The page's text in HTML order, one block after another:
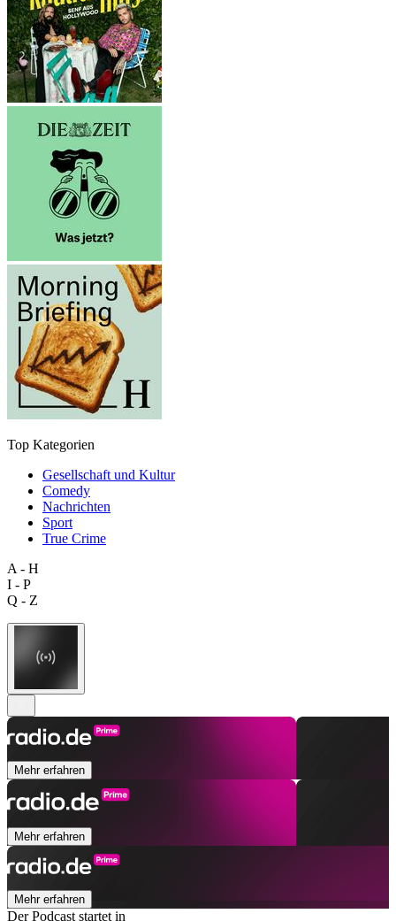
Top Kategorien
Gesellschaft und Kultur
Comedy
Nachrichten
Sport
True Crime
A - H
I - P
Q - Z
Mehr erfahren
Mehr erfahren
Mehr erfahren
Der Podcast startet in